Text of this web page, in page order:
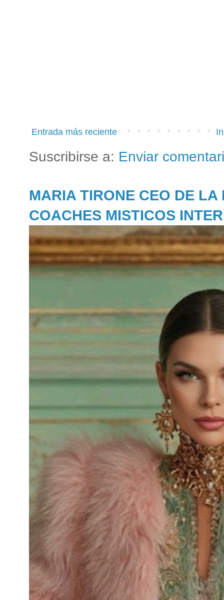
Entrada más reciente
Suscribirse a: Enviar
MARIA TIRONE CEO DE LA
COACHES MISTICOS